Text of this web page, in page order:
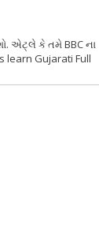
એટ્લે કે તમે BBC ના
learn Gujarati Full